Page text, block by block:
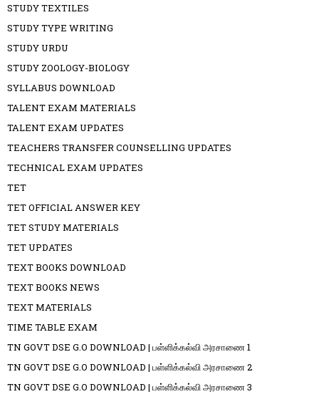
STUDY TEXTILES
STUDY TYPE WRITING
STUDY URDU
STUDY ZOOLOGY-BIOLOGY
SYLLABUS DOWNLOAD
TALENT EXAM MATERIALS
TALENT EXAM UPDATES
TEACHERS TRANSFER COUNSELLING UPDATES
TECHNICAL EXAM UPDATES
TET
TET OFFICIAL ANSWER KEY
TET STUDY MATERIALS
TET UPDATES
TEXT BOOKS DOWNLOAD
TEXT BOOKS NEWS
TEXT MATERIALS
TIME TABLE EXAM
TN GOVT DSE G.O DOWNLOAD | பள்ளிக்கல்வி அரசாணை 1
TN GOVT DSE G.O DOWNLOAD | பள்ளிக்கல்வி அரசாணை 2
TN GOVT DSE G.O DOWNLOAD | பள்ளிக்கல்வி அரசாணை 3